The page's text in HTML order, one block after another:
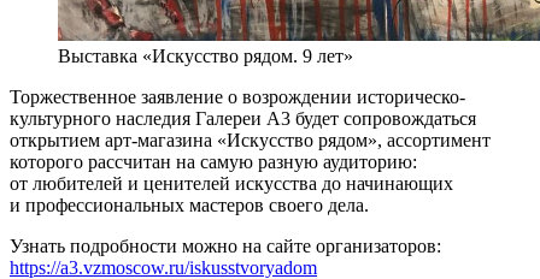
Выставка «Искусство рядом. 9 лет»
Торжественное заявление о возрождении историческо-
культурного наследия Галереи А3 будет сопровождаться
открытием арт-магазина «Искусство рядом», ассортимент
которого рассчитан на самую разную аудиторию:
от любителей и ценителей искусства до начинающих
и профессиональных мастеров своего дела.
Узнать подробности можно на сайте организаторов:
https://a3.vzmoscow.ru/iskusstvoryadom